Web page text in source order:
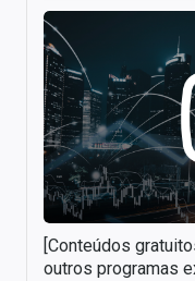
[Conteúdos
outros programas